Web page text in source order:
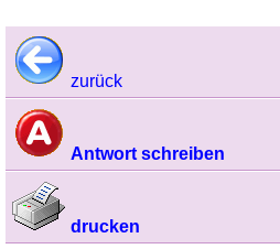
zurück
Antwort schreiben
drucken